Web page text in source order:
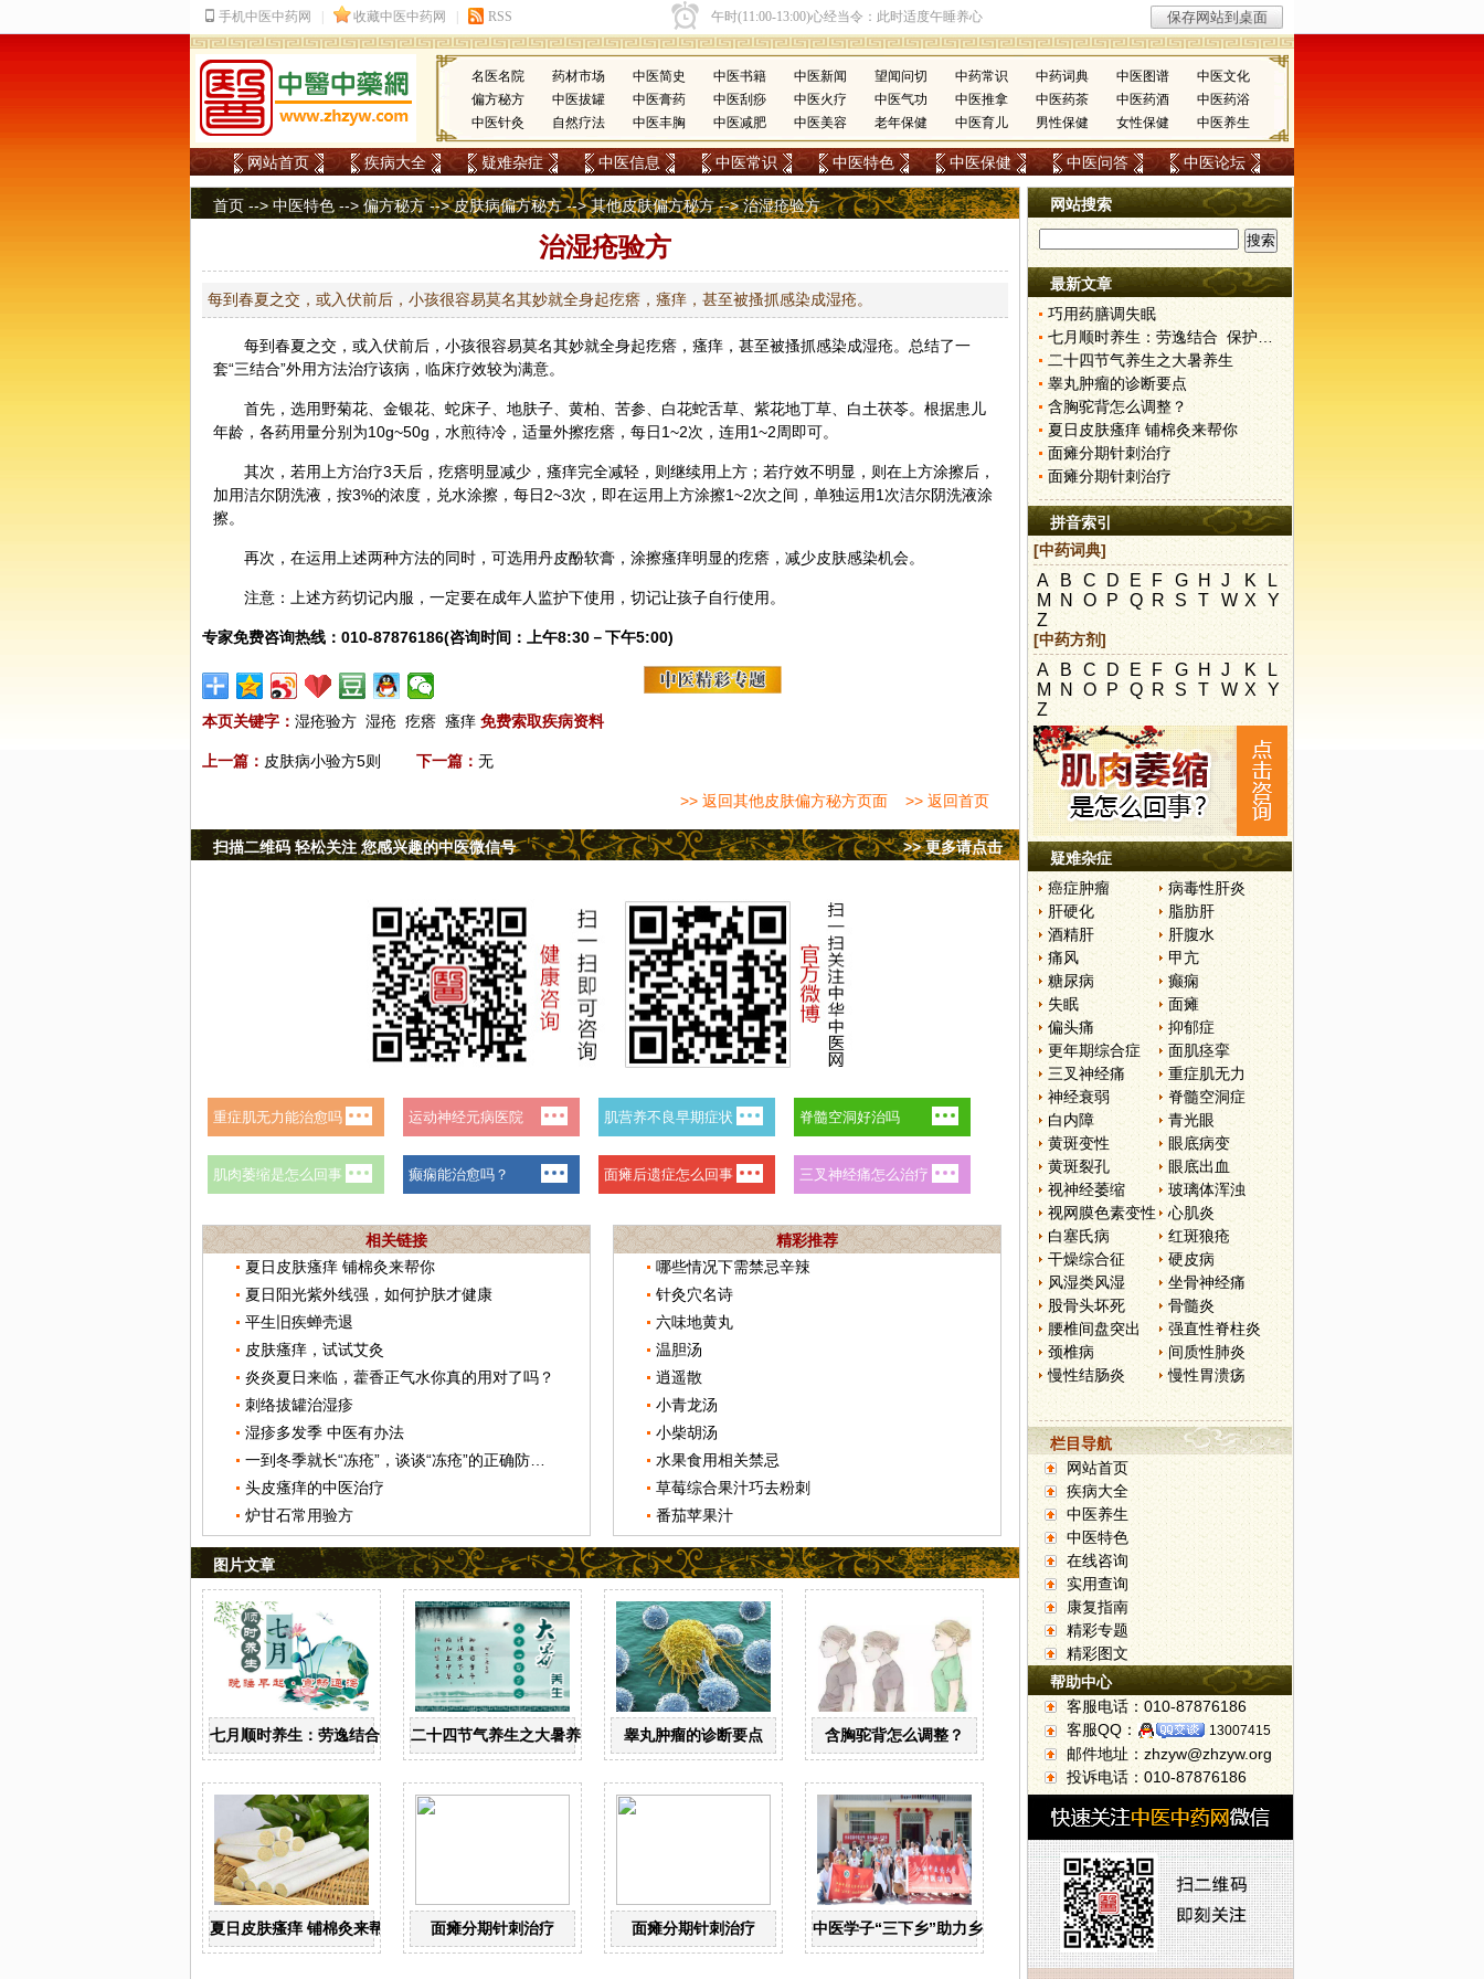
名医名院 药材市场 中医简史 中医书籍 中医新闻 望闻问切 中药常识 中药词典 中医图谱
中医文化
偏方秘方
中医拔罐 中医膏药 中医刮痧 中医火疗 中医气功 中医推拿 中医药茶 中医药酒
中医药浴
中医针灸
自然疗法 中医丰胸 中医减肥 中医美容 老年保健 中医育儿 男性保健 女性保健 中医养生
网站首页 疾病大全 疑难杂症 中医信息 中医常识 中医特色 中医保健 中医问答 中医论坛
首页 -->中医特色 -->偏方秘方-->皮肤病偏方秘方-->其他皮肤偏方秘方--> 治湿疮验方
治湿疮验方
每到春夏之交，或入伏前后，小孩很容易莫名其妙就全身起疙瘩，瘙痒，甚至被搔抓感染成湿疮。
每到春夏之交，或入伏前后，小孩很容易莫名其妙就全身起疙瘩，瘙痒，甚至被搔抓感染成湿疮。总结了一
套“三结合”外用方法治疗该病，临床疗效较为满意。
首先，选用野菊花 金银花 蛇床子 地肤子 黄柏 苦参 白花蛇舌草、 紫花地丁草、白土茯苓。根据患儿
年龄，各药用量分别为10g~50g，水煎待冷，适量外擦疙瘩，每日1~2次，连用1~2周即可。
其次，若用上方治疗3天后，疙瘩明显减少，瘙痒完全减轻，则继续用上方；若疗效不明显，则在上方涂擦后，
加用洁尔阴洗液，按3%的浓度，兑水涂擦，每日2~3次，即在运用上方涂擦1~2次之间，单独运用1次洁尔阴洗液涂
擦。
再次，在运用上述两种方法的同时，可选用丹皮酚软膏，涂擦瘙痒明显的疙瘩，减少皮肤感染机会。
注意：上述方药切记内服，一定要在成年人监护下使用，切记让孩子自行使用。
专家免费咨询热线：010-87876186(咨询时间：上午8:30－下午5:00)
本页关键字： 湿疮验方 湿疮 疙瘩 瘙痒 免费索取疾病资料
上一篇： 皮肤病小验方5则 下一篇： 无
>> 返回其他皮肤偏方秘方页面 >> 返回首页
>> 更多请点击
扫描二维码 轻松关注 您感兴趣的中医微信号
相关链接
夏日皮肤瘙痒 铺棉灸来帮你
夏日阳光紫外线强，如何护肤才健康
平生旧疾蝉壳退
皮肤瘙痒，试试艾灸
炎炎夏日来临，藿香正气水你真的用对了吗？
刺络拔罐治湿疹
湿疹多发季 中医有办法
头皮瘙痒的中医治疗
炉甘石常用验方
精彩推荐
哪些情况下需禁忌辛辣
针灸穴名诗
六味地黄丸
温胆汤
逍遥散
小青龙汤
小柴胡汤
水果食用相关禁忌
草莓综合果汁巧去粉刺
番茄苹果汁
图片文章
七月顺时养生：劳逸结合 保护阳气二十四节气养生之大暑养生 睾丸肿瘤的诊断要点 含胸驼背怎么调整？
夏日皮肤瘙痒 铺棉灸来帮你 面瘫分期针刺治疗 面瘫分期针刺治疗 中医学子“三下乡”助力乡村振兴
网站搜索
最新文章
巧用药膳调失眠
七月顺时养生：劳逸结合 保护阳气
二十四节气养生之大暑养生
睾丸肿瘤的诊断要点
含胸驼背怎么调整？
夏日皮肤瘙痒 铺棉灸来帮你
面瘫分期针刺治疗
面瘫分期针刺治疗
拼音索引
[中药词典]
A B C D E F G H J K
L
M N O P Q R S T W X
Y
Z
[中药方剂]
A B C D E F G H J K
L
M N O P Q R S T W X
Y
Z
疑难杂症
癌症肿瘤
病毒性肝炎
肝硬化
脂肪肝
酒精肝
肝腹水
痛风
甲亢
糖尿病
癫痫
失眠
面瘫
偏头痛
抑郁症
更年期综合症
面肌痉挛
三叉神经痛
重症肌无力
神经衰弱
脊髓空洞症
白内障
青光眼
黄斑变性
眼底病变
黄斑裂孔
眼底出血
视神经萎缩
玻璃体浑浊
视网膜色素变性
心肌炎
白塞氏病
红斑狼疮
干燥综合征
硬皮病
风湿类风湿
坐骨神经痛
股骨头坏死
骨髓炎
腰椎间盘突出
强直性脊柱炎
颈椎病
间质性肺炎
慢性结肠炎
慢性胃溃疡
栏目导航
网站首页
疾病大全
中医养生
中医特色
在线咨询
实用查询
康复指南
精彩专题
精彩图文
帮助中心
客服电话：010-87876186
客服QQ：
13007415
邮件地址：zhzyw@zhzyw.org
投诉电话：010-87876186